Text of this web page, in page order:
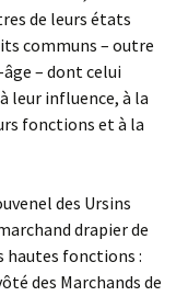
de leurs états
communs – outre
– dont celui
leur influence, à la
fonctions et à la
des Ursins
drapier de
hautes fonctions :
des Marchands de